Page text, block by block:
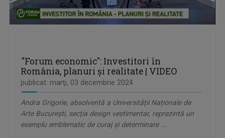
"Forum economic": Investitori în
România, planuri și realitate | VIDEO
publicat: marţi, 03 decembrie 2024
Andra Grigorie, absolventă a Universității Naționale de
Arte București, secția design vestimentar, reprezintă un
exemplu emblematic de curaj și determinare ...